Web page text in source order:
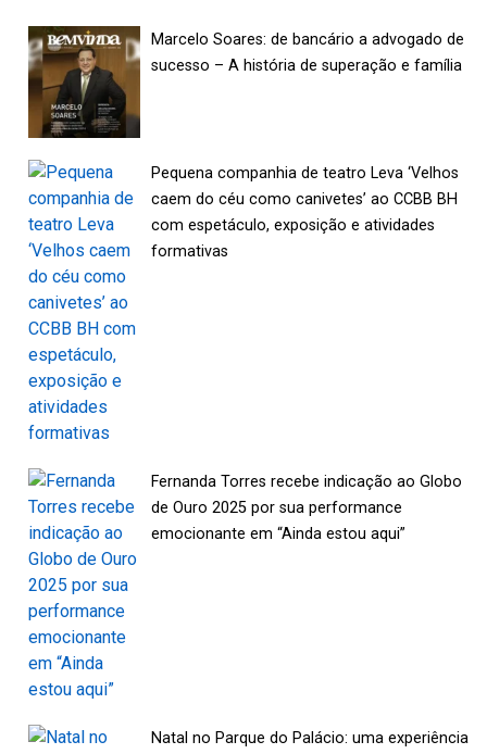
Marcelo Soares: de bancário a advogado de
sucesso – A história de superação e família
Pequena companhia de teatro Leva ‘Velhos
caem do céu como canivetes’ ao CCBB BH
com espetáculo, exposição e atividades
formativas
Fernanda Torres recebe indicação ao Globo
de Ouro 2025 por sua performance
emocionante em “Ainda estou aqui”
Natal no Parque do Palácio: uma experiência